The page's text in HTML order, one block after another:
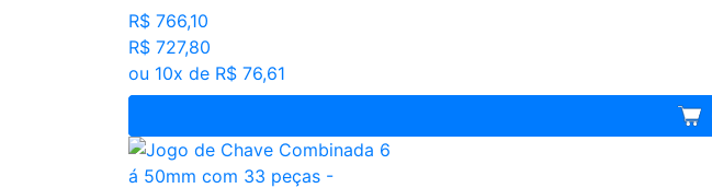
R$ 766,10
R$ 727,80
ou 10x de R$ 76,61